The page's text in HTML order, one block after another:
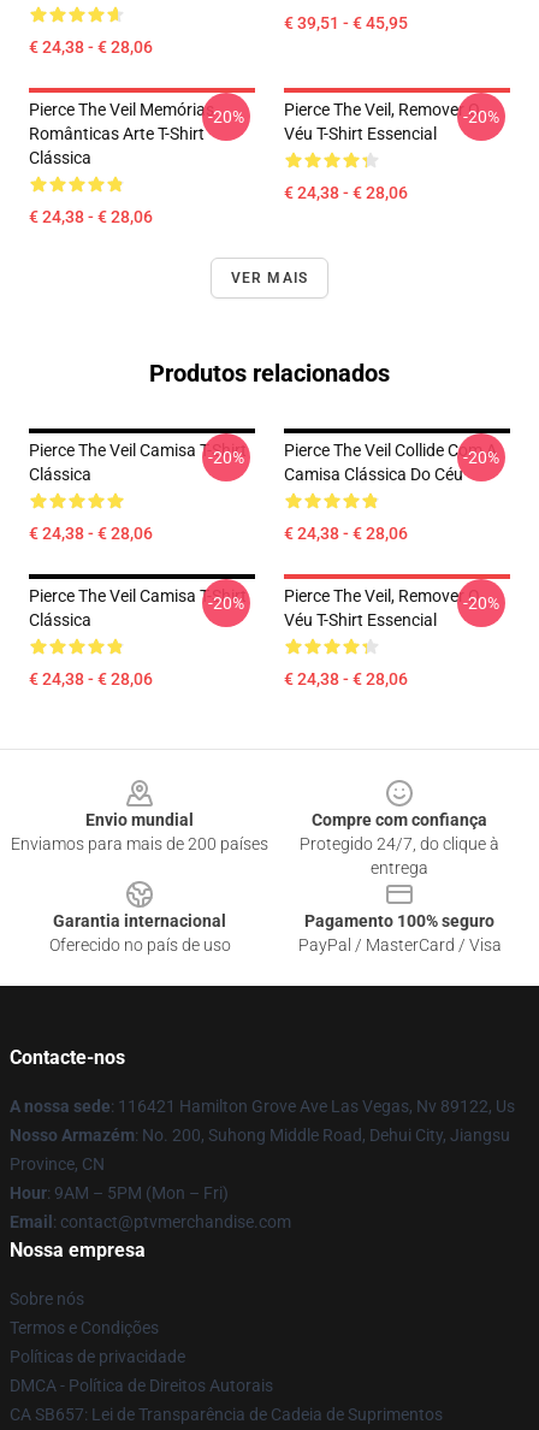
€ 24,38 - € 28,06
€ 39,51 - € 45,95
Pierce The Veil Memórias
Românticas Arte T-Shirt
Clássica
€ 24,38 - € 28,06
-20%
Pierce The Veil, Remover O
Véu T-Shirt Essencial
€ 24,38 - € 28,06
-20%
VER MAIS
Produtos relacionados
Pierce The Veil Camisa T-Shirt
Clássica
€ 24,38 - € 28,06
-20%
Pierce The Veil Collide Com A
Camisa Clássica Do Céu
€ 24,38 - € 28,06
-20%
Pierce The Veil Camisa T-Shirt
Clássica
€ 24,38 - € 28,06
-20%
Pierce The Veil, Remover O
Véu T-Shirt Essencial
€ 24,38 - € 28,06
-20%
Envio mundial
Enviamos para mais de 200 países
Compre com confiança
Protegido 24/7, do clique à
entrega
Garantia internacional
Oferecido no país de uso
Pagamento 100% seguro
PayPal / MasterCard / Visa
Contacte-nos
A nossa sede: 116421 Hamilton Grove Ave Las Vegas, Nv 89122, Us
Nosso Armazém: No. 200, Suhong Middle Road, Dehui City, Jiangsu
Province, CN
Hour: 9AM – 5PM (Mon – Fri)
Email : contact@ptvmerchandise.com
Nossa empresa
Sobre nós
Termos e Condições
Políticas de privacidade
DMCA - Política de Direitos Autorais
CA SB657: Lei de Transparência de Cadeia de Suprimentos